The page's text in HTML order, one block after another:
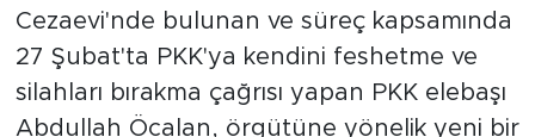
Cezaevi'nde bulunan ve süreç kapsamında
27 Şubat'ta PKK'ya kendini feshetme ve
silahları bırakma çağrısı yapan PKK elebaşı
Abdullah Öcalan, örgütüne yönelik yeni bir